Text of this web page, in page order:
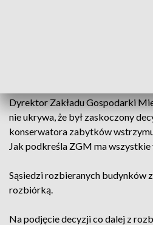
Dyrektor Zakładu Gospodarki
nie ukrywa, że był zaskoczony
konserwatora zabytków
Jak podkreśla ZGM ma
Sąsiedzi rozbieranych budynków
rozbiórką.
Na podjęcie decyzji co dalej z